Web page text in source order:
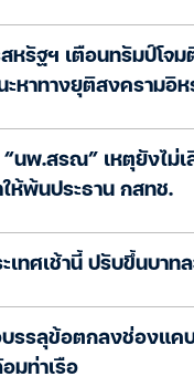
หรัฐฯ เตือนทรัมป์โจม
ะหาทางยุติสงครามอิห
นพ.สรณ” เหตุยังไม่เ
ห้พ้นประธาน กสทช.
เทศเช้านี้ ปรับขึ้นบาท
บรรลุข้อตกลงช่องแค
มท่าเรือ